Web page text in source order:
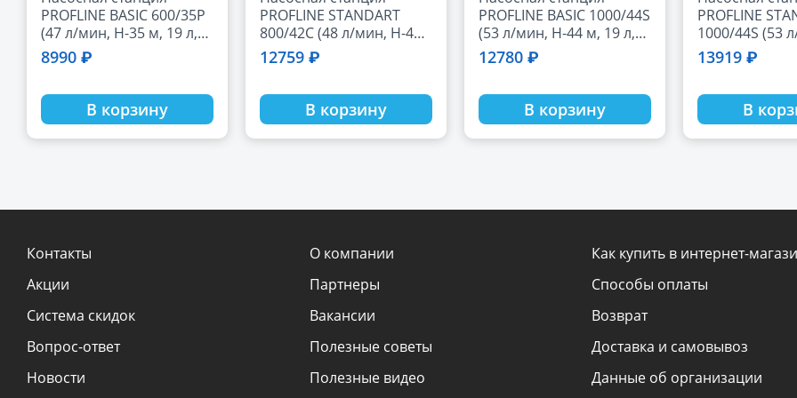
PROFLINE BASIC 600/35P
(47 л/мин, Н-35 м, 19 л,
пластик)
8990 ₽
В корзину
PROFLINE STANDART
800/42C (48 л/мин, Н-42
м, 24 л, чугун)
12759 ₽
В корзину
PROFLINE BASIC 1000/44S
(53 л/мин, Н-44 м, 19 л,
нерж.)
12780 ₽
В корзину
PROFLINE
1000/44S (53
м, 24 л, нерж.)
13919 ₽
В
Контакты
Акции
Система скидок
Вопрос-ответ
Новости
О компании
Партнеры
Вакансии
Полезные советы
Полезные видео
Как купить в интернет-
Способы оплаты
Возврат
Доставка и самовывоз
Данные об организации